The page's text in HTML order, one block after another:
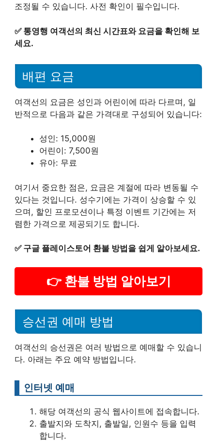
조정될 수 있습니다. 사전 확인이 필수입니다.
✅ 통영행 여객선의 최신 시간표와 요금을 확인해 보
세요.
배편 요금
여객선의 요금은 성인과 어린이에 따라 다르며, 일
반적으로 다음과 같은 가격대로 구성되어 있습니다:
성인: 15,000원
어린이: 7,500원
유아: 무료
여기서 중요한 점은, 요금은 계절에 따라 변동될 수
있다는 것입니다. 성수기에는 가격이 상승할 수 있
으며, 할인 프로모션이나 특정 이벤트 기간에는 저
렴한 가격으로 제공되기도 합니다.
✅ 구글 플레이스토어 환불 방법을 쉽게 알아보세요.
👉 환불 방법 알아보기
승선권 예매 방법
여객선의 승선권은 여러 방법으로 예매할 수 있습니
다. 아래는 주요 예약 방법입니다.
인터넷 예매
해당 여객선의 공식 웹사이트에 접속합니다.
출발지와 도착지, 출발일, 인원수 등을 입력
합니다.